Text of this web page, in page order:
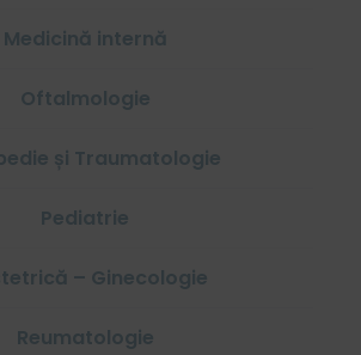
Medicină internă
Oftalmologie
și Traumatologie
Pediatrie
– Ginecologie
Reumatologie